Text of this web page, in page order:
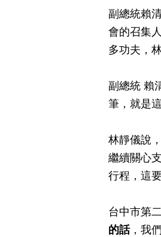
副總統賴
會的召集
多功夫，
副總統 賴
筆，就是
林靜儀說
繼續關心
行程，這
台中市第
的話，我